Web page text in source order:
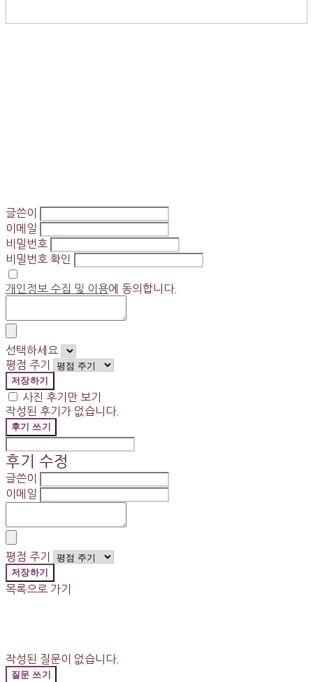
글쓴이
이메일
비밀번호
비밀번호 확인
개인정보 수집 및 이용에 동의합니다.
선택하세요
평점 주기
저장하기
사진 후기만 보기
작성된 후기가 없습니다.
후기 쓰기
후기 수정
글쓴이
이메일
평점 주기
저장하기
목록으로 가기
작성된 질문이 없습니다.
질문 쓰기